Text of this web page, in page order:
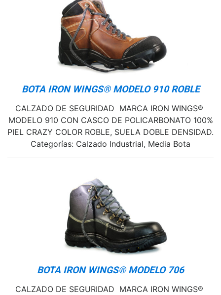
BOTA IRON WINGS® MODELO 910 ROBLE
CALZADO DE SEGURIDAD MARCA IRON WINGS®
MODELO 910 CON CASCO DE POLICARBONATO 100%
PIEL CRAZY COLOR ROBLE, SUELA DOBLE DENSIDAD.
Categorías: Calzado Industrial, Media Bota
BOTA IRON WINGS® MODELO 706
CALZADO DE SEGURIDAD MARCA IRON WINGS®